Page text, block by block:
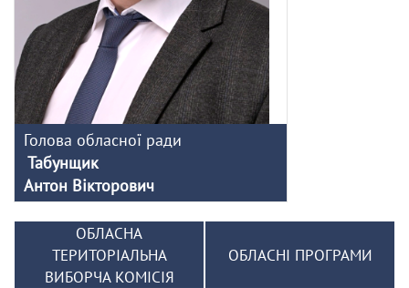
Голова обласної ради
Табунщик
Антон Вікторович
ОБЛАСНА
ТЕРИТОРІАЛЬНА
ВИБОРЧА КОМІСІЯ
ОБЛАСНІ ПРОГРАМИ